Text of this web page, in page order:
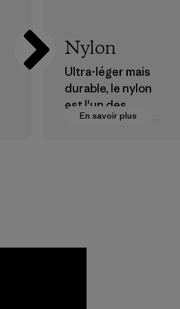
En savoir plus
Nylon
Ultra-léger mais
durable, le nylon
est l'un des
matériaux les plus